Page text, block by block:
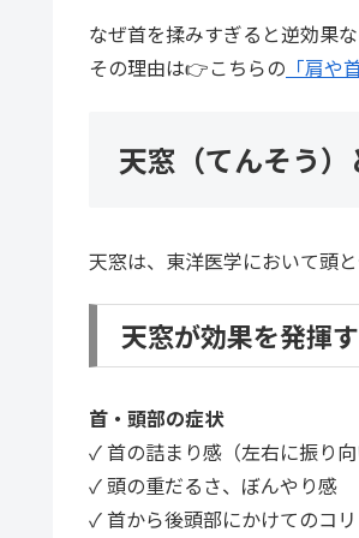
なぜ首を揉みすぎると逆効果
その理由は👉こちらの 「肩や
天窓（てんそう
天窓は、東洋医学において頭
天窓が効果を発揮
首・頭部の症状
✓ 首の詰まり感（左右に振り
✓ 頭の重だるさ、ぼんやり感
✓ 首から後頭部にかけてのコリ